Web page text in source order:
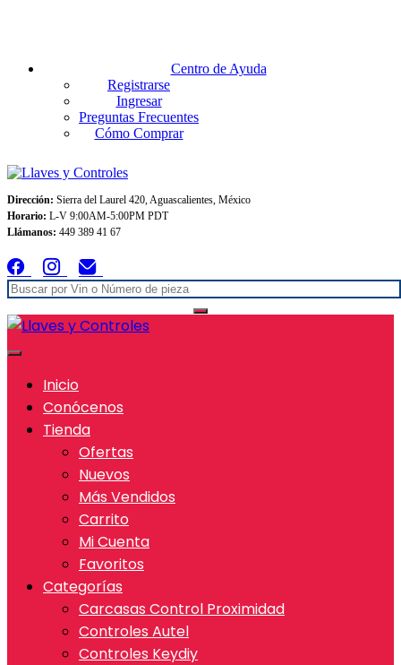
Centro de Ayuda
Registrarse
Ingresar
Preguntas Frecuentes
Cómo Comprar
Dirección: Sierra del Laurel 420, Aguascalientes, México
Horario: L-V 9:00AM-5:00PM PDT
Llámanos: 449 389 41 67
Inicio
Conócenos
Tienda
Ofertas
Nuevos
Más Vendidos
Carrito
Mi Cuenta
Favoritos
Categorías
Carcasas Control Proximidad
Controles Autel
Controles Keydiy